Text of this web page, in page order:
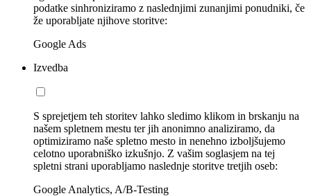
podatke sinhroniziramo z naslednjimi zunanjimi ponudniki, če
že uporabljate njihove storitve:
Google Ads
Izvedba
S sprejetjem teh storitev lahko sledimo klikom in brskanju na
našem spletnem mestu ter jih anonimno analiziramo, da
optimiziramo naše spletno mesto in nenehno izboljšujemo
celotno uporabniško izkušnjo. Z vašim soglasjem na tej
spletni strani uporabljamo naslednje storitve tretjih oseb:
Google Analytics, A/B-Testing